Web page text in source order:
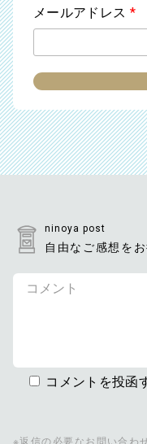
メールアドレス *
ninoya post
自由なご感想を
コメントを投函
※返信の必要なお問い合わ